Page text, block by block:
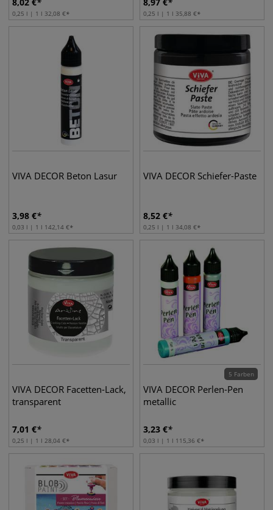
0,25 l | 1 l 32,08 € 0,25 l | 1 l 35,88 €
VIVA DECOR Beton Lasur
3,98 €
0,03 l | 1 l 142,14 €
VIVA DECOR Schiefer-Paste
8,52 €
0,25 l | 1 l 34,08 €
VIVA DECOR Facetten-Lack,
transparent
7,01 €
0,25 l | 1 l 28,04 €
5 Farben
VIVA DECOR Perlen-Pen
metallic
3,23 €
0,03 l | 1 l 115,36 €